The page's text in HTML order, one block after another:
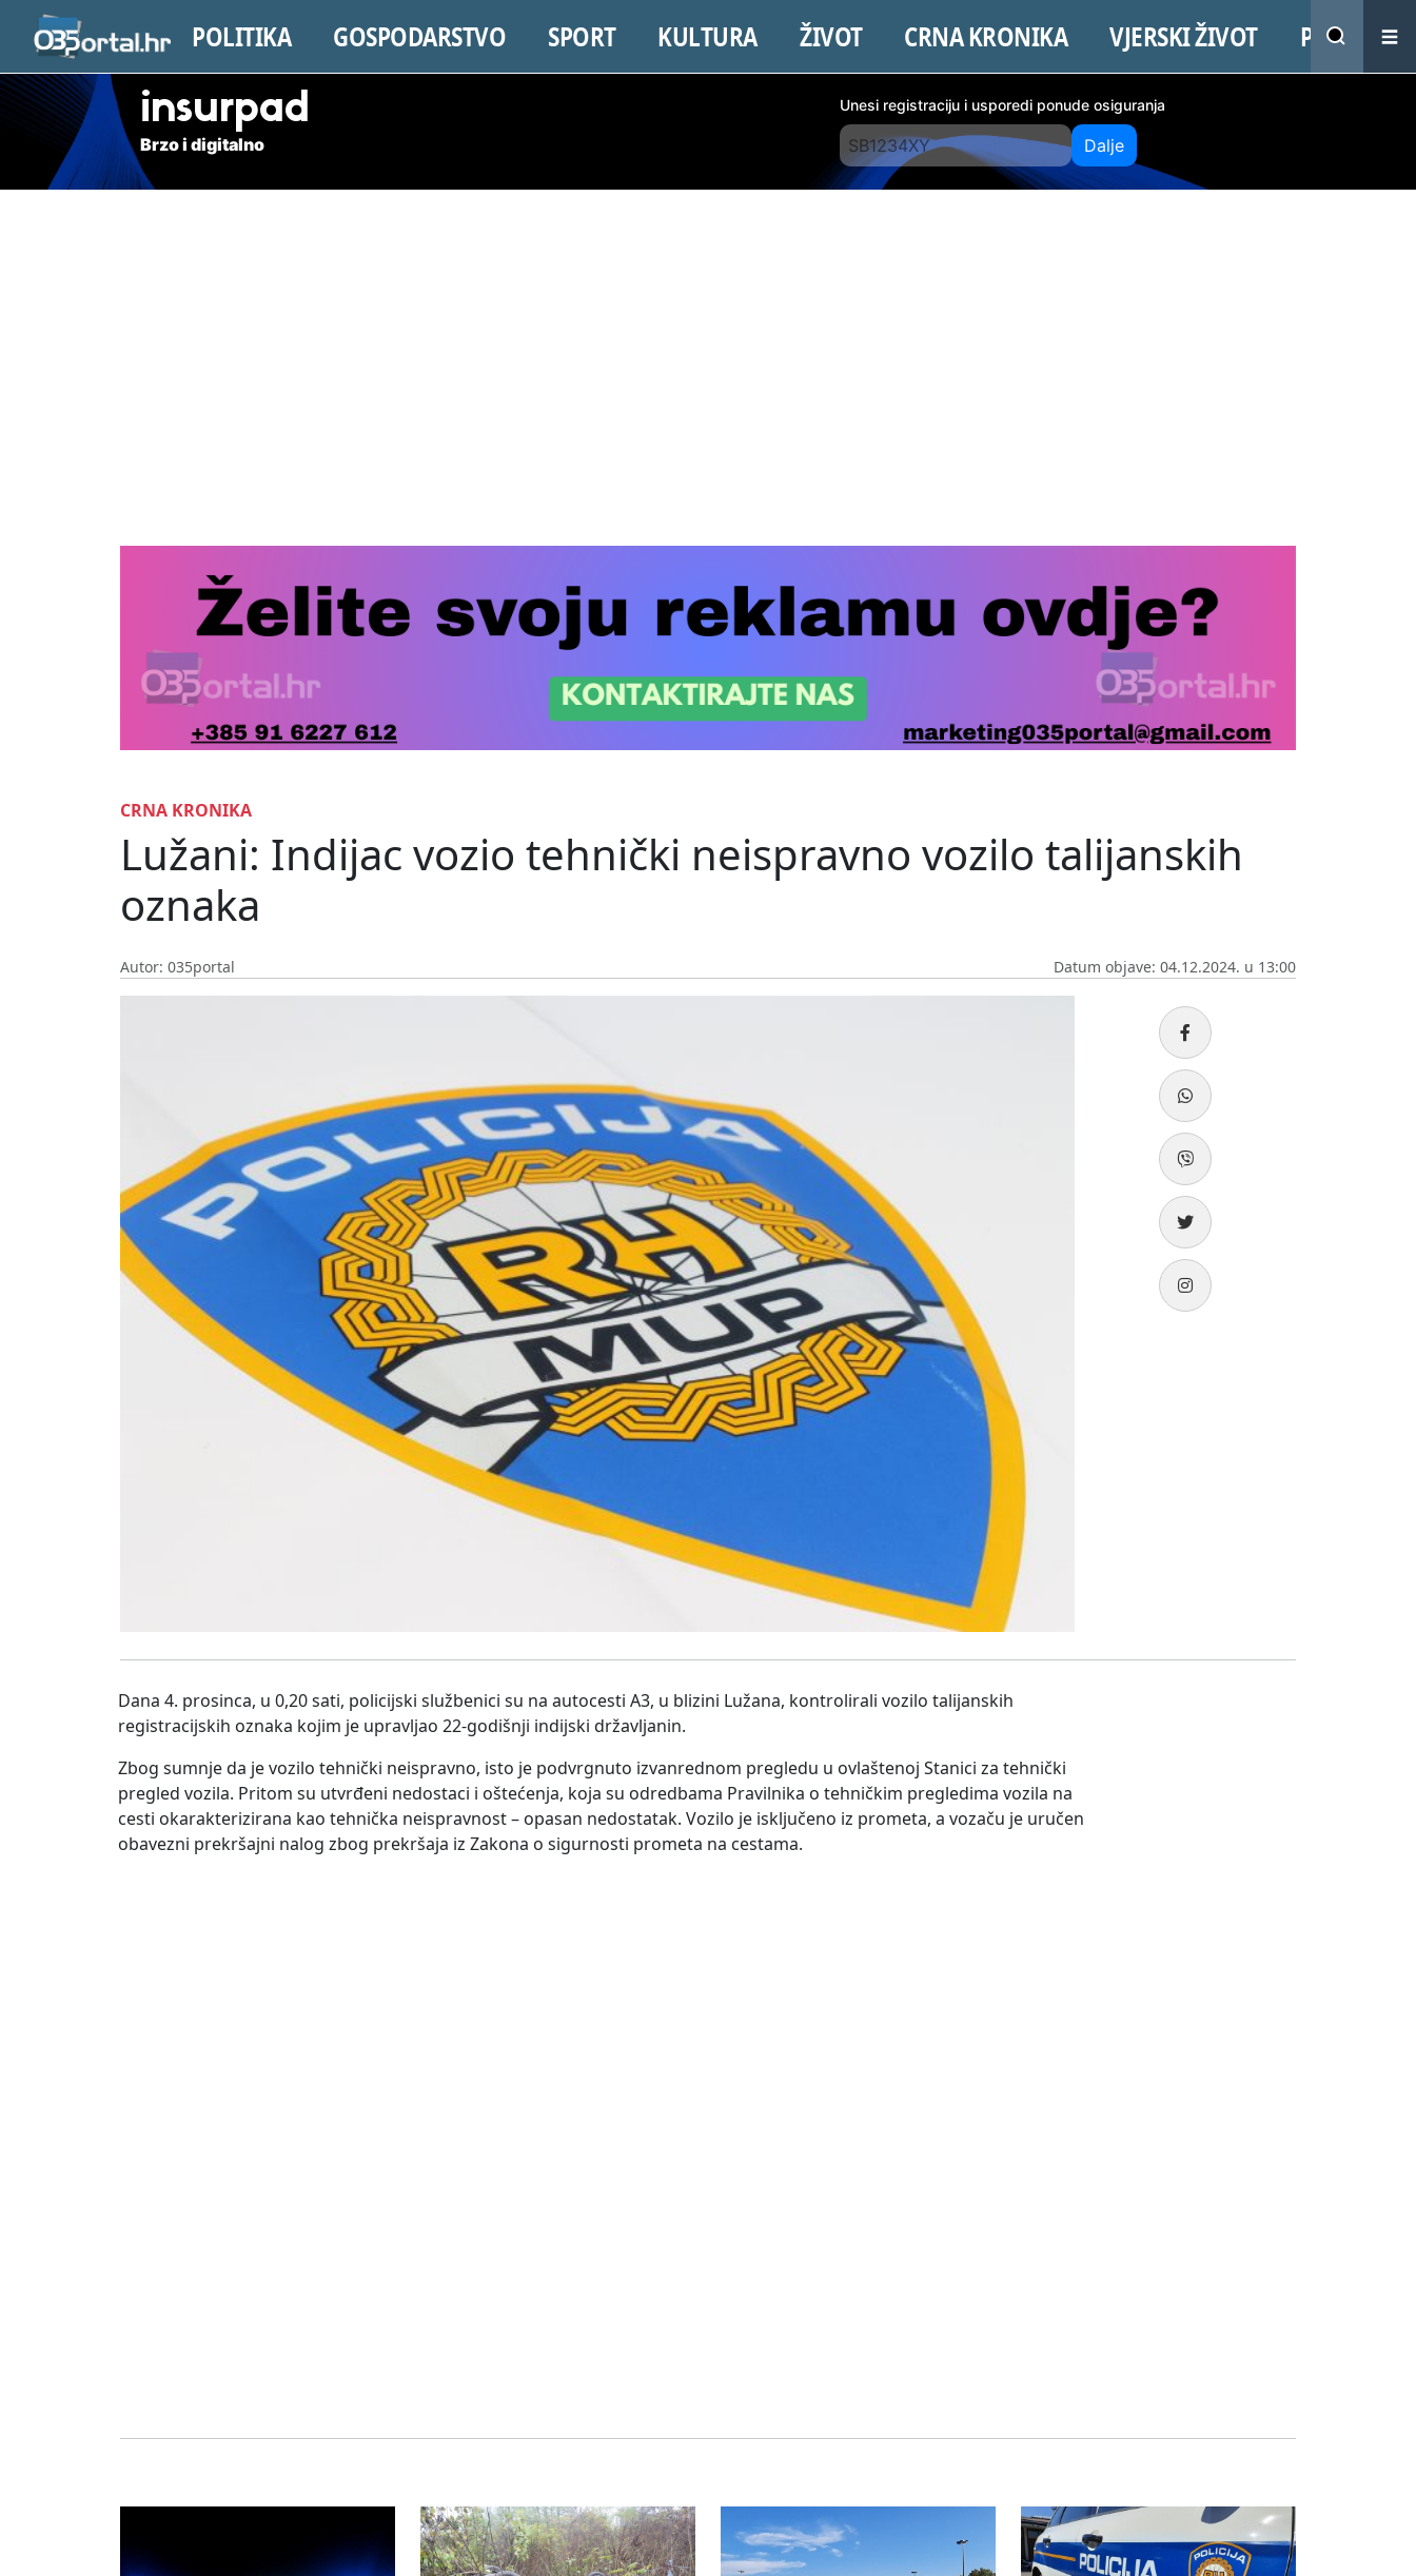
POLITIKA GOSPODARSTVO SPORT KULTURA ŽIVOT CRNA KRONIKA VJERSKI ŽIVOT PROMO
insurpad
Brzo i digitalno
Unesi registraciju i usporedi ponude osiguranja
Dalje
CRNA KRONIKA
Lužani: Indijac vozio tehnički neispravno vozilo talijanskih
oznaka
Autor: 035portal Datum objave: 04.12.2024. u 13:00
Dana 4. prosinca, u 0,20 sati, policijski službenici su na autocesti A3, u blizini Lužana, kontrolirali vozilo talijanskih
registracijskih oznaka kojim je upravljao 22-godišnji indijski državljanin.
Zbog sumnje da je vozilo tehnički neispravno, isto je podvrgnuto izvanrednom pregledu u ovlaštenoj Stanici za tehnički
pregled vozila. Pritom su utvrđeni nedostaci i oštećenja, koja su odredbama Pravilnika o tehničkim pregledima vozila na
cesti okarakterizirana kao tehnička neispravnost – opasan nedostatak. Vozilo je isključeno iz prometa, a vozaču je uručen
obavezni prekršajni nalog zbog prekršaja iz Zakona o sigurnosti prometa na cestama.